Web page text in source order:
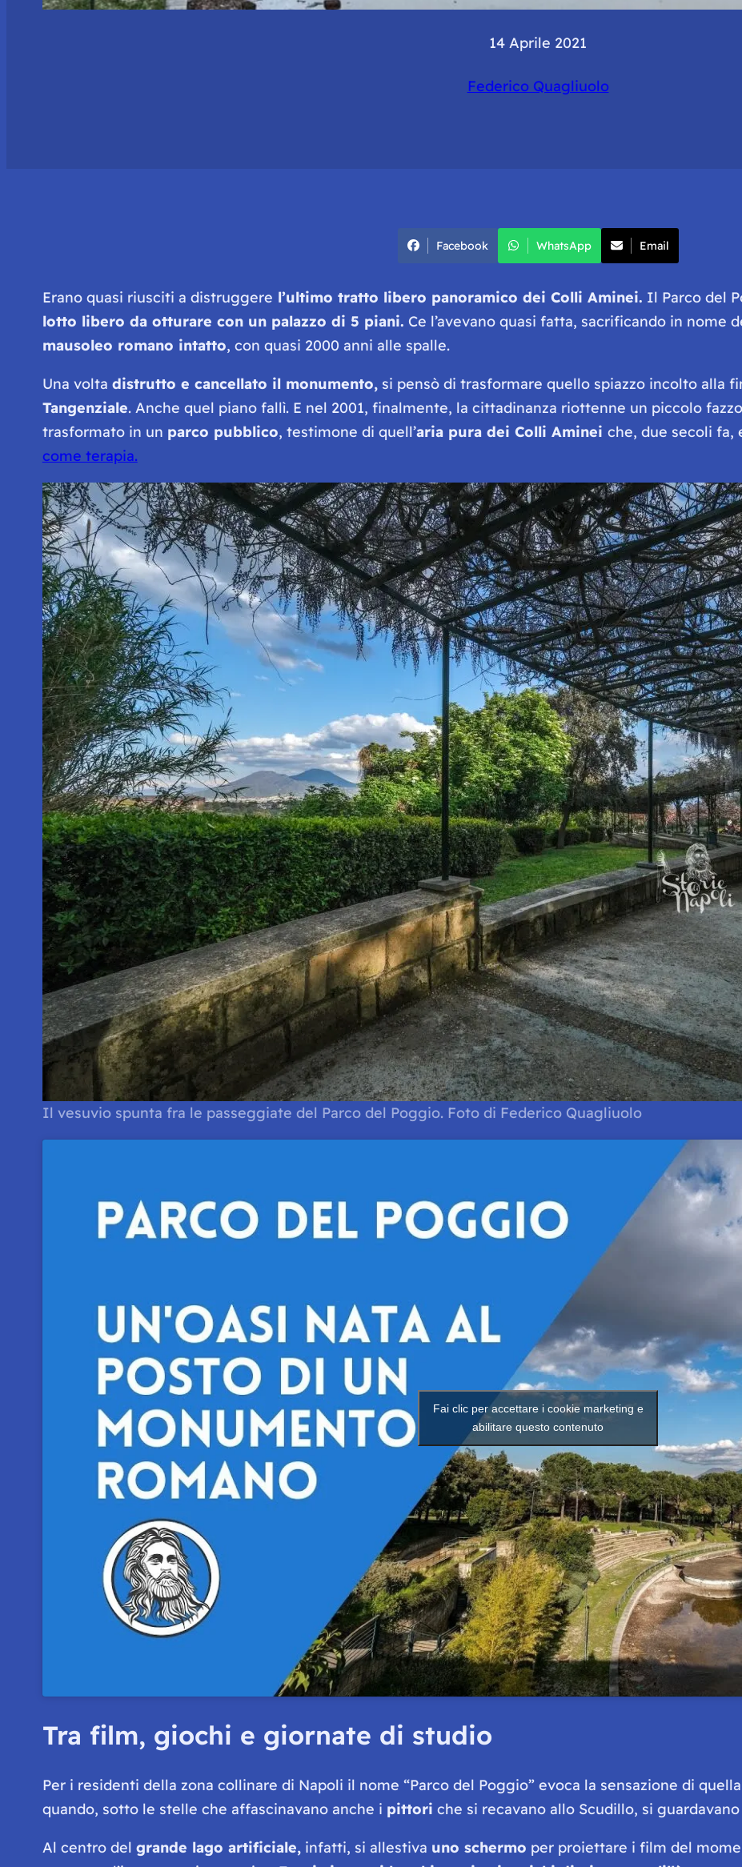
14 Aprile 2021
Federico Quagliuolo
Facebook WhatsApp Email
Erano quasi riusciti a distruggere l’ultimo tratto libero panoramico dei Colli Aminei. Il Parco del
lotto libero da otturare con un palazzo di 5 piani. Ce l’avevano quasi fatta, sacrificando in nome
mausoleo romano intatto, con quasi 2000 anni alle spalle.
Una volta distrutto e cancellato il monumento,si pensò di trasformare quello spiazzo incolto alla
Tangenziale. Anche quel piano fallì. E nel 2001, finalmente, la cittadinanza riottenne un piccolo
trasformato in un parco pubblico, testimone di quell’aria pura dei Colli Aminei che, due secoli fa,
come terapia.
Il vesuvio spunta fra le passeggiate del Parco del Poggio. Foto di Federico Quagliuolo
Fai clic per accettare i cookie marketing e
abilitare questo contenuto
Tra film, giochi e giornate di studio
Per i residenti della zona collinare di Napoli il nome “Parco del Poggio” evoca la sensazione di quella
quando, sotto le stelle che affascinavano anche i pittori che si recavano allo Scudillo, si
Al centro del grande lago artificiale,infatti, si allestiva uno schermo per proiettare i film del